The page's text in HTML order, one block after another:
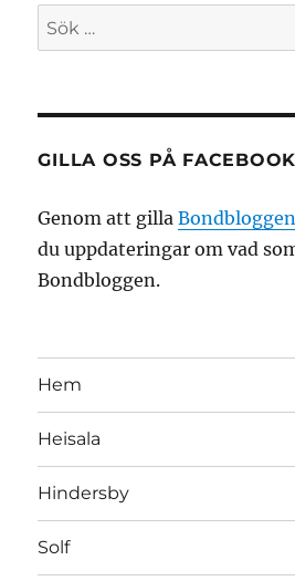
Sök
efter:
GILLA OSS PÅ FACEBOOK
Genom att gilla
du uppdateringar om vad
Bondbloggen.
Hem
Heisala
Hindersby
Solf